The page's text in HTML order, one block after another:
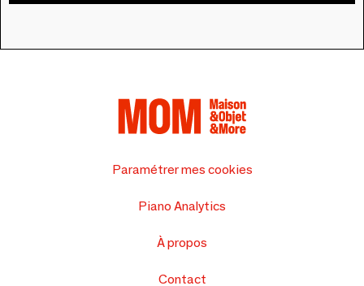
Paramétrer mes cookies
Piano Analytics
À propos
Contact